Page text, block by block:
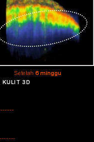
Setelah 6 minggu
KULIT 3D